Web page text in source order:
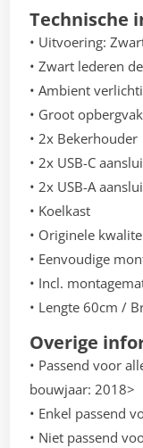
Technische
• Uitvoering:
• Zwart lederen
• Ambient
• Groot opbergvak
• 2x Bekerhouder
• 2x USB-C
• 2x USB-A
• Koelkast
• Originele
• Eenvoudige
• Incl.
• Lengte 60cm /
Overige
• Passend voor
bouwjaar: 2018>
• Enkel passend
• Niet passend